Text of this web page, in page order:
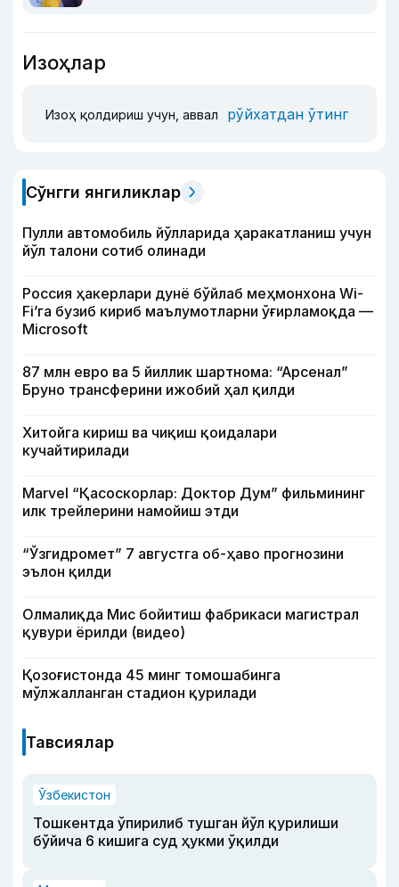
Изоҳлар
Изоҳ қолдириш учун, аввал рўйхатдан ўтинг
Сўнгги янгиликлар
Пулли автомобиль йўлларида ҳаракатланиш учун
йўл талони сотиб олинади
Россия ҳакерлари дунё бўйлаб меҳмонхона Wi-
Fi’га бузиб кириб маълумотларни ўғирламоқда —
Microsoft
87 млн евро ва 5 йиллик шартнома: “Арсенал”
Бруно трансферини ижобий ҳал қилди
Хитойга кириш ва чиқиш қоидалари
кучайтирилади
Marvel “Қасоскорлар: Доктор Дум” фильмининг
илк трейлерини намойиш этди
“Ўзгидромет” 7 августга об-ҳаво прогнозини
эълон қилди
Олмалиқда Мис бойитиш фабрикаси магистрал
қувури ёрилди (видео)
Қозоғистонда 45 минг томошабинга
мўлжалланган стадион қурилади
Тавсиялар
Ўзбекистон
Тошкентда ўпирилиб тушган йўл қурилиши
бўйича 6 кишига суд ҳукми ўқилди